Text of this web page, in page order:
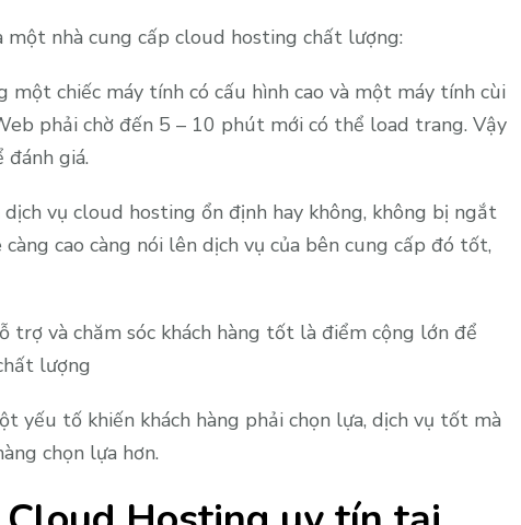
nhà cung cấp cloud hosting chất lượng:
chiếc máy tính có cấu hình cao và một máy tính cùi
phải chờ đến 5 – 10 phút mới có thể load trang. Vậy
đánh giá.
vụ cloud hosting ổn định hay không, không bị ngắt
cao càng nói lên dịch vụ của bên cung cấp đó tốt,
trợ và chăm sóc khách hàng tốt là điểm cộng lớn để
lượng
yếu tố khiến khách hàng phải chọn lựa, dịch vụ tốt mà
chọn lựa hơn.